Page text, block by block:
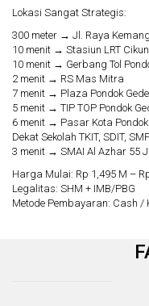
Lokasi Sangat Strategis:
300 meter → Jl. Raya
10 menit → Stasiun LRT
10 menit → Gerbang Tol
2 menit → RS Mas Mitra
7 menit → Plaza Pondok Gede
5 menit → TIP TOP Pondok
6 menit → Pasar Kota Pondok
Dekat Sekolah TKIT, SDIT,
3 menit → SMAI Al Azhar 55
Harga Mulai: Rp 1,495 M –
Legalitas: SHM + IMB/PBG
Metode Pembayaran: Cash /